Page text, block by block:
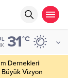
31°C
Dernekleri
Vizyon